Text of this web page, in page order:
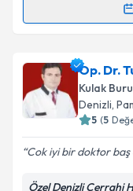
Kişisel
Metni'ni
Randevu
Op. Dr. Kani
oluşturun. Size
takvim
Op. Dr.
Kulak
Denizli,
5 (5
Cok iyi bir doktor baş
Özel Denizli Cerrahi